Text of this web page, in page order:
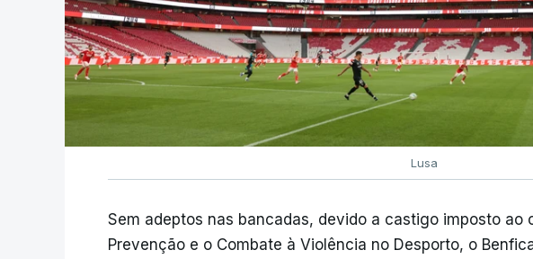
Lusa
Sem adeptos nas bancadas, devido a castigo imposto ao
Prevenção e o Combate à Violência no Desporto, o